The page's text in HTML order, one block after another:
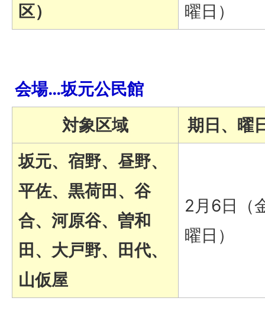
区）
曜日）
会場…坂元公民館
対象区域
期日、曜
坂元、宿野、昼野、
平佐、黒荷田、谷
合、河原谷、曽和
田、大戸野、田代、
山仮屋
2月6日（
曜日）